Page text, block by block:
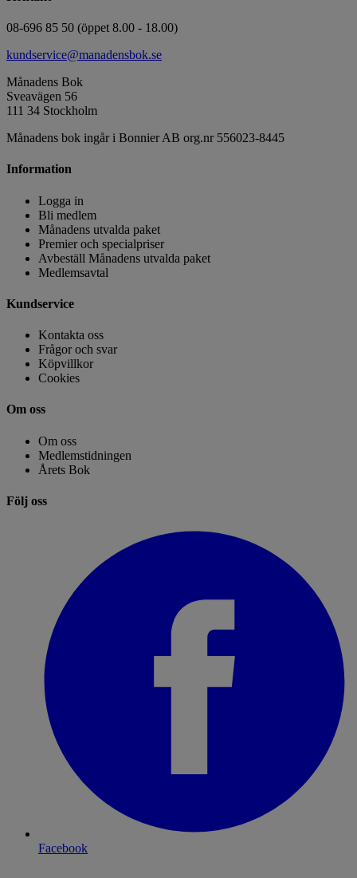
08-696 85 50 (öppet 8.00 - 18.00)
kundservice@manadensbok.se
Månadens Bok
Sveavägen 56
111 34 Stockholm
Månadens bok ingår i Bonnier AB org.nr 556023-8445
Information
Logga in
Bli medlem
Månadens utvalda paket
Premier och specialpriser
Avbeställ Månadens utvalda paket
Medlemsavtal
Kundservice
Kontakta oss
Frågor och svar
Köpvillkor
Cookies
Om oss
Om oss
Medlemstidningen
Årets Bok
Följ oss
Facebook